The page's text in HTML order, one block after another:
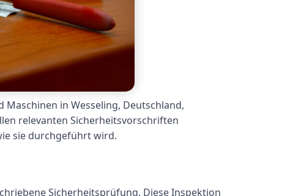
in Wesseling, Deutschland,
relevanten Sicherheitsvorschriften
sie durchgeführt wird.
Sicherheitsprüfung. Diese Inspektion